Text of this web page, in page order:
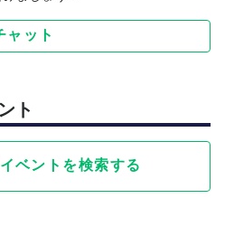
ャット
ト
ベントを検索する